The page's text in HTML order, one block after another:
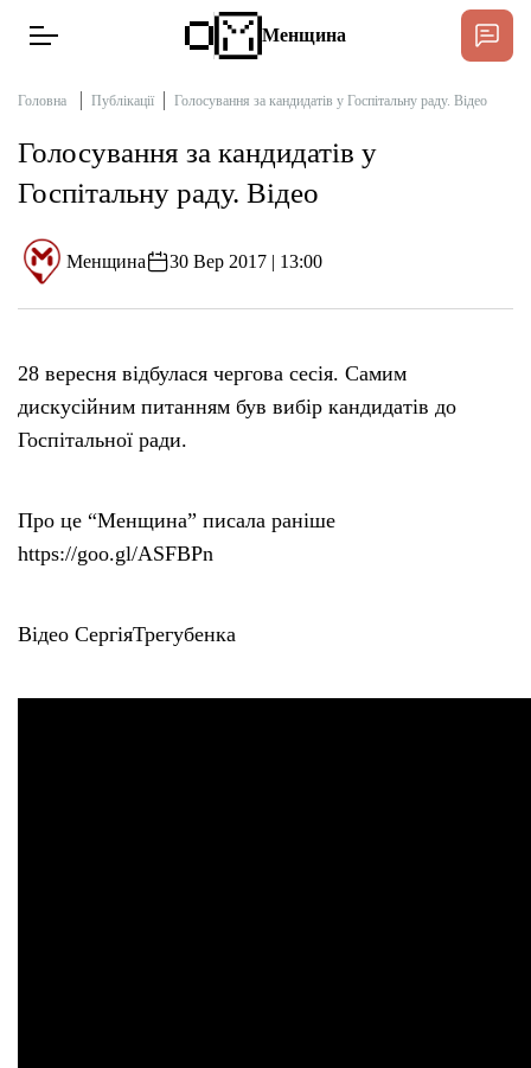
Новини
Інтерв’ю
Публікації
Про нас
Бюджет
Довідник
Менщина
Головна Публікації Голосування за кандидатів у Госпітальну раду. Відео
Голосування за кандидатів у
Госпітальну раду. Відео
Менщина 30 Вер 2017 | 13:00
28 вересня відбулася чергова сесія. Самим
дискусійним питанням був вибір кандидатів до
Госпітальної ради.
Про це “Менщина” писала раніше
https://goo.gl/ASFBPn
Відео СергіяТрегубенка